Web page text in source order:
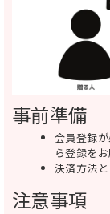
事前準備
会員登録
ら登録をお
決済方法
注意事項